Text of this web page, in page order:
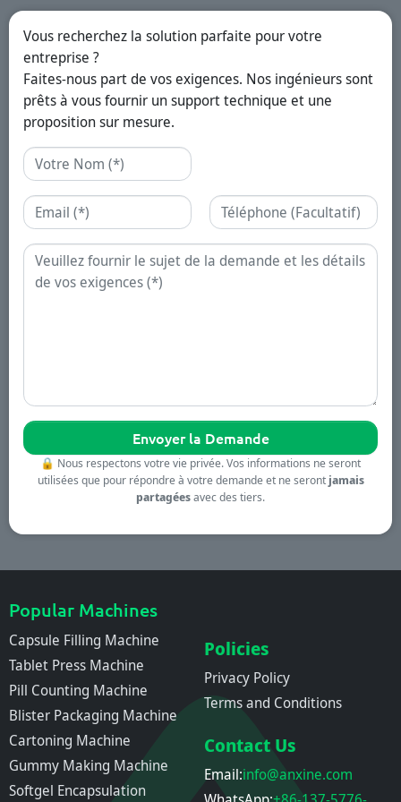
Vous recherchez la solution parfaite pour votre
entreprise ?
Faites-nous part de vos exigences. Nos ingénieurs sont
prêts à vous fournir un support technique et une
proposition sur mesure.
Nom
Email Téléphone
Demande
🔒 Nous respectons votre vie privée. Vos informations ne seront
utilisées que pour répondre à votre demande et ne seront jamais
partagéesavec des tiers.
Popular Machines
Capsule Filling Machine
Tablet Press Machine
Pill Counting Machine
Blister Packaging Machine
Cartoning Machine
Gummy Making Machine
Softgel Encapsulation
Policies
Privacy Policy
Terms and Conditions
Contact Us
Email:info@anxine.com